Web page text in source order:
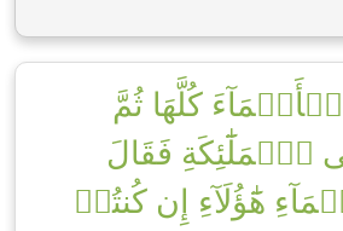
كُلَّهَا ثُمَّ
ٱلۡمَلَٰٓئِكَةِ فَقَالَ
هَٰٓؤُلَآءِ إِن كُنتُمۡ